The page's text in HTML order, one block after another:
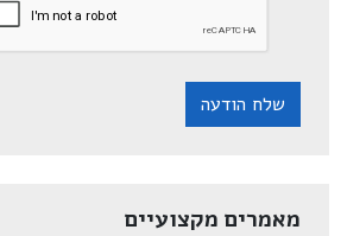
שלח הודעה
מאמרים מקצועיים